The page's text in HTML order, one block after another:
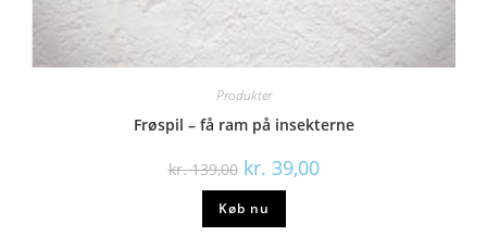
Produkter
Frøspil – få ram på insekterne
kr.139,00 kr. 39,00
Køb nu